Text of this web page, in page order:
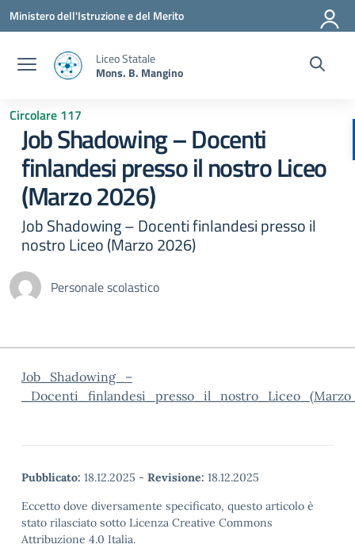
Vai ai contenuti
Vai al menu di navigazione
Vai al footer
Ministero dell'Istruzione e del Merito
Liceo Statale
Mons. B. Mangino
Circolare 117
Job Shadowing – Docenti
finlandesi presso il nostro Liceo
(Marzo 2026)
Job Shadowing – Docenti finlandesi presso il
nostro Liceo (Marzo 2026)
Personale scolastico
Job_Shadowing_–
Pubblicato: 18.12.2025 - Revisione: 18.12.2025
Eccetto dove diversamente specificato, questo articolo è
stato rilasciato sotto Licenza Creative Commons
Attribuzione 4.0 Italia.